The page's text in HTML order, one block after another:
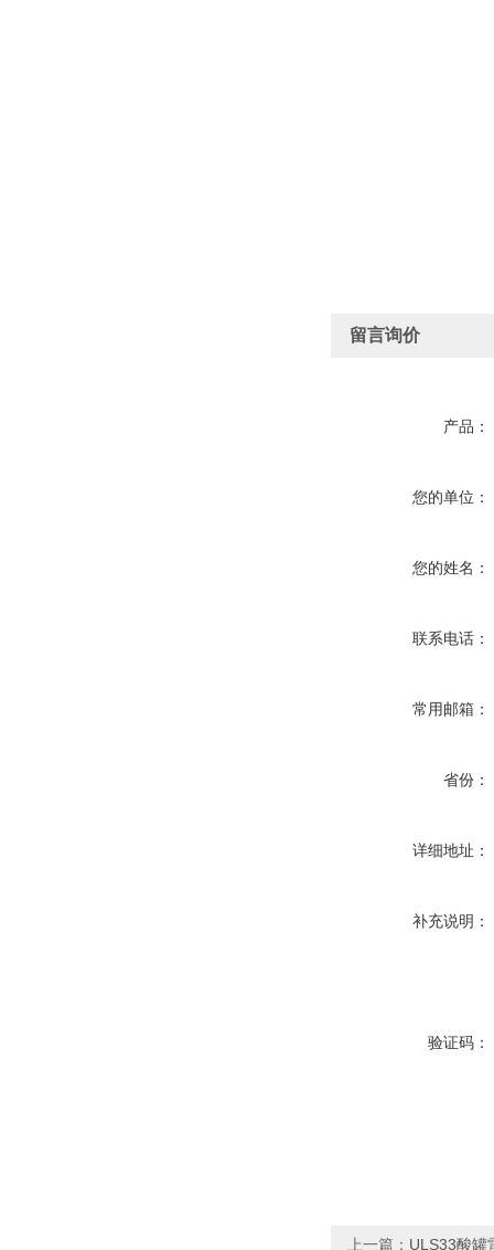
留言询价
产品：
您的单位：
您的姓名：
联系电话：
常用邮箱：
省份：
详细地址：
补充说明：
验证码：
上一篇： ULS33酸罐